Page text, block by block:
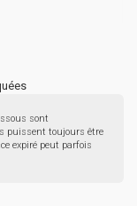
sont
puissent toujours être
expiré peut parfois